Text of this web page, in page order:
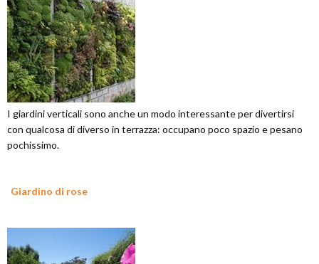
I giardini verticali sono anche un modo interessante per divertirsi
con qualcosa di diverso in terrazza: occupano poco spazio e pesano
pochissimo.
Giardino di rose